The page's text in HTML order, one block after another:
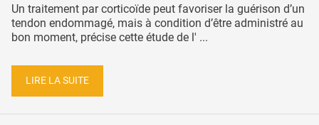
Un traitement par corticoïde peut favoriser la guérison d’un
tendon endommagé, mais à condition d’être administré au
bon moment, précise cette étude de l' ...
LIRE LA SUITE